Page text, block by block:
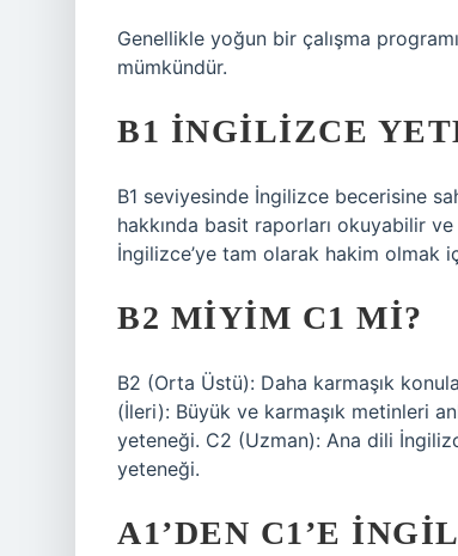
Genellikle yoğun bir çalışma
mümkündür.
B1 İNGILIZCE
B1 seviyesinde İngilizce becerisine
hakkında basit raporları okuyabilir
İngilizce’ye tam olarak hakim olmak
B2 MIYIM C1 MI?
B2 (Orta Üstü): Daha karmaşık
(İleri): Büyük ve karmaşık metinleri
yeteneği. C2 (Uzman): Ana dili
yeteneği.
A1’DEN C1’E